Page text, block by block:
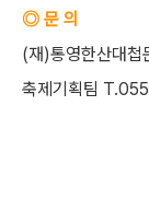
◎ 문 의
(재)통영한산대첩
축제기획팀